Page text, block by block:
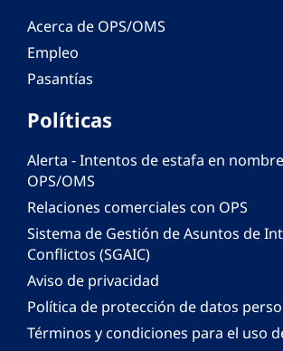
Acerca de OPS/OMS
Empleo
Pasantías
Políticas
Alerta - Intentos de estafa en
OPS/OMS
Relaciones comerciales con OPS
Sistema de Gestión de Asuntos de
Conflictos (SGAIC)
Aviso de privacidad
Política de protección de datos
Términos y condiciones para el uso